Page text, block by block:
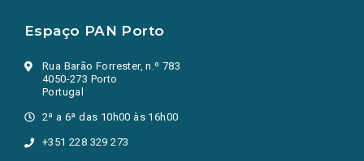
Espaço PAN Porto
Rua Barão Forrester, n.º 783
4050-273 Porto
Portugal
2ª a 6ª das 10h00 às 16h00
+351 228 329 273